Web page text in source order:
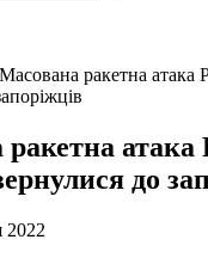
Масована ракетна
ракетна
до
2022